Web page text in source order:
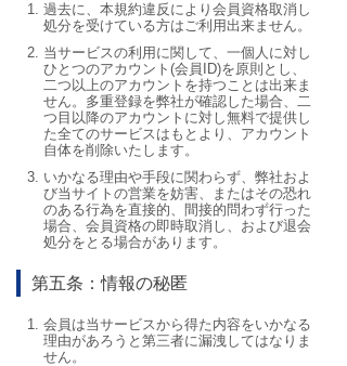
過去に、本規約違反により会員資格取消し
処分を受けている方はご利用出来ません。
当サービスの利用に関して、一個人に対し
ひとつのアカウント(会員ID)を原則とし、
二つ以上のアカウントを持つことは出来ま
せん。多重登録を弊社が確認した場合、二
つ目以降のアカウントに対し無料で提供し
た全てのサービスはもとより、アカウント
自体を削除いたします。
いかなる理由や手段に関わらず、弊社およ
び当サイトの営業を妨害、またはその恐れ
のある行為を直接的、間接的問わず行った
場合、会員資格の即時取消し、および退会
処分をとる場合があります。
第五条：情報の秘匿
会員は当サービスから得た内容をいかなる
理由があろうと第三者に漏洩してはなりま
せん。